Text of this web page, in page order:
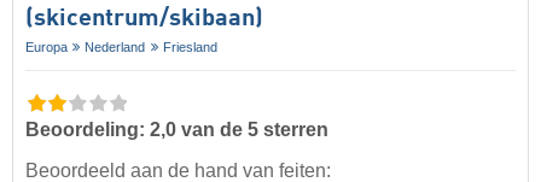
(skicentrum/skibaan)
Europa Nederland Friesland
Beoordeling: 2,0 van de 5 sterren
Beoordeeld aan de hand van feiten: